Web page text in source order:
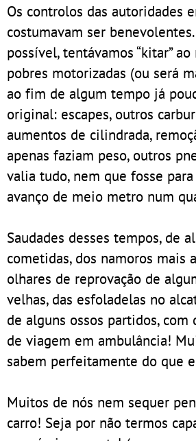
Os controlos das autoridades
costumavam ser
possível, tentávamos “kitar”
pobres motorizadas (ou será
ao fim de algum tempo já
original: escapes, outros
aumentos de cilindrada,
apenas faziam peso, outros
valia tudo, nem que fosse
avanço de meio metro num
Saudades desses tempos, de
cometidas, dos namoros mais
olhares de reprovação de
velhas, das esfoladelas no
de alguns ossos partidos,
de viagem em ambulância!
sabem perfeitamente do que
Muitos de nós nem sequer
carro! Seja por não termos